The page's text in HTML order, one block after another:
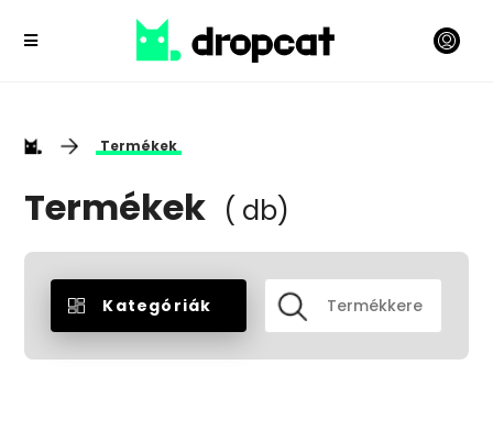
Termékek
Termékek ( db)
Kategóriák